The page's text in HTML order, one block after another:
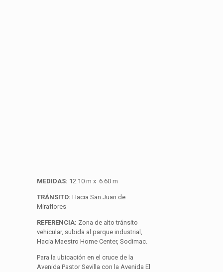
MEDIDAS: 12.10 m x 6.60 m
TRÁNSITO: Hacia San Juan de
Miraflores
REFERENCIA: Zona de alto tránsito
vehicular, subida al parque industrial,
Hacia Maestro Home Center, Sodimac.
Para la ubicación en el cruce de la
Avenida Pastor Sevilla con la Avenida El